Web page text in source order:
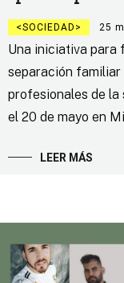
SOCIEDAD 25
Una iniciativa para
separación familiar
profesionales de la
el 20 de mayo en
LEER MÁS